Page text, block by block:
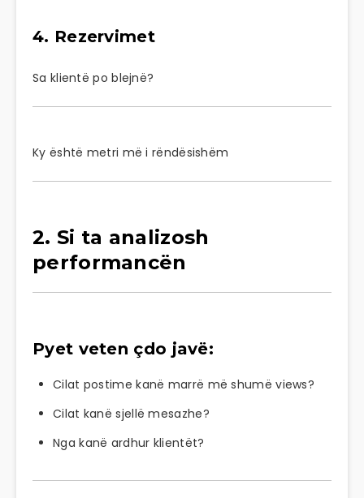
4. Rezervimet
Sa klientë po blejnë?
Ky është metri më i rëndësishëm
2. Si ta analizosh
performancën
Pyet veten çdo javë:
Cilat postime kanë marrë më shumë views?
Cilat kanë sjellë mesazhe?
Nga kanë ardhur klientët?